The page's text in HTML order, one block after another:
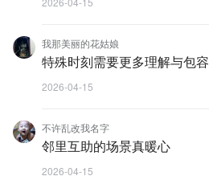
我那美丽的花姑娘
特殊时刻需要更多理解与包容
2026-04-15
不许乱改我名字
邻里互助的场景真暖心
2026-04-15